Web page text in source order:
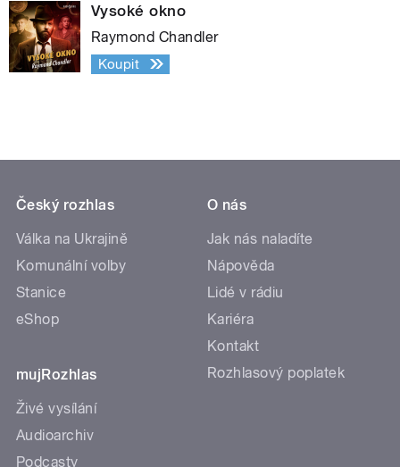
Vysoké okno
Raymond Chandler
Koupit
Český rozhlas
Válka na Ukrajině
Komunální volby
Stanice
eShop
mujRozhlas
Živé vysílání
Audioarchiv
Podcasty
O nás
Jak nás naladíte
Nápověda
Lidé v rádiu
Kariéra
Kontakt
Rozhlasový poplatek